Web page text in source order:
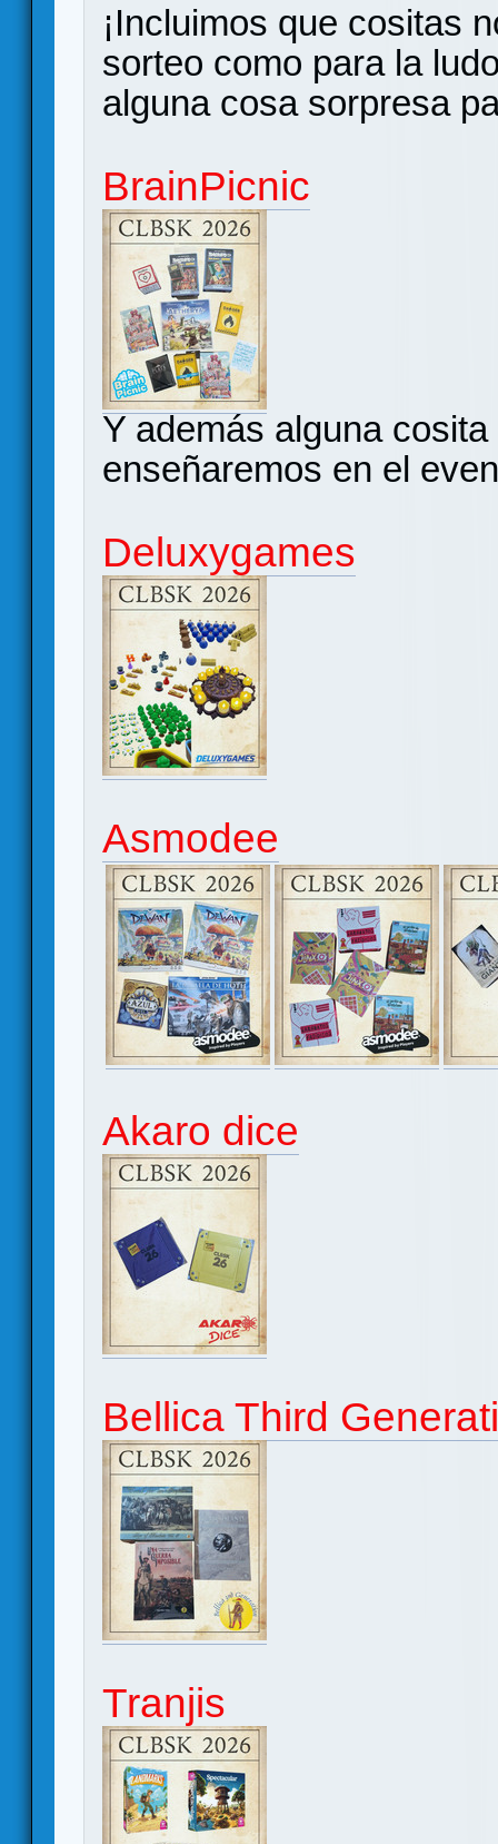
¡Incluimos que cositas
sorteo como para la
alguna cosa sorpresa
BrainPicnic
Y además alguna
enseñaremos en el
Deluxygames
Asmodee
Akaro dice
Bellica Third
Tranjis